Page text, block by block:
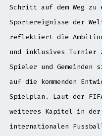
Schritt auf dem Weg zu
Sportereignisse der
reflektiert die
und inklusives Turnier
Spieler und Gemeinden
auf die kommenden
Spielplan. Laut der
weiteres Kapitel in der
internationalen